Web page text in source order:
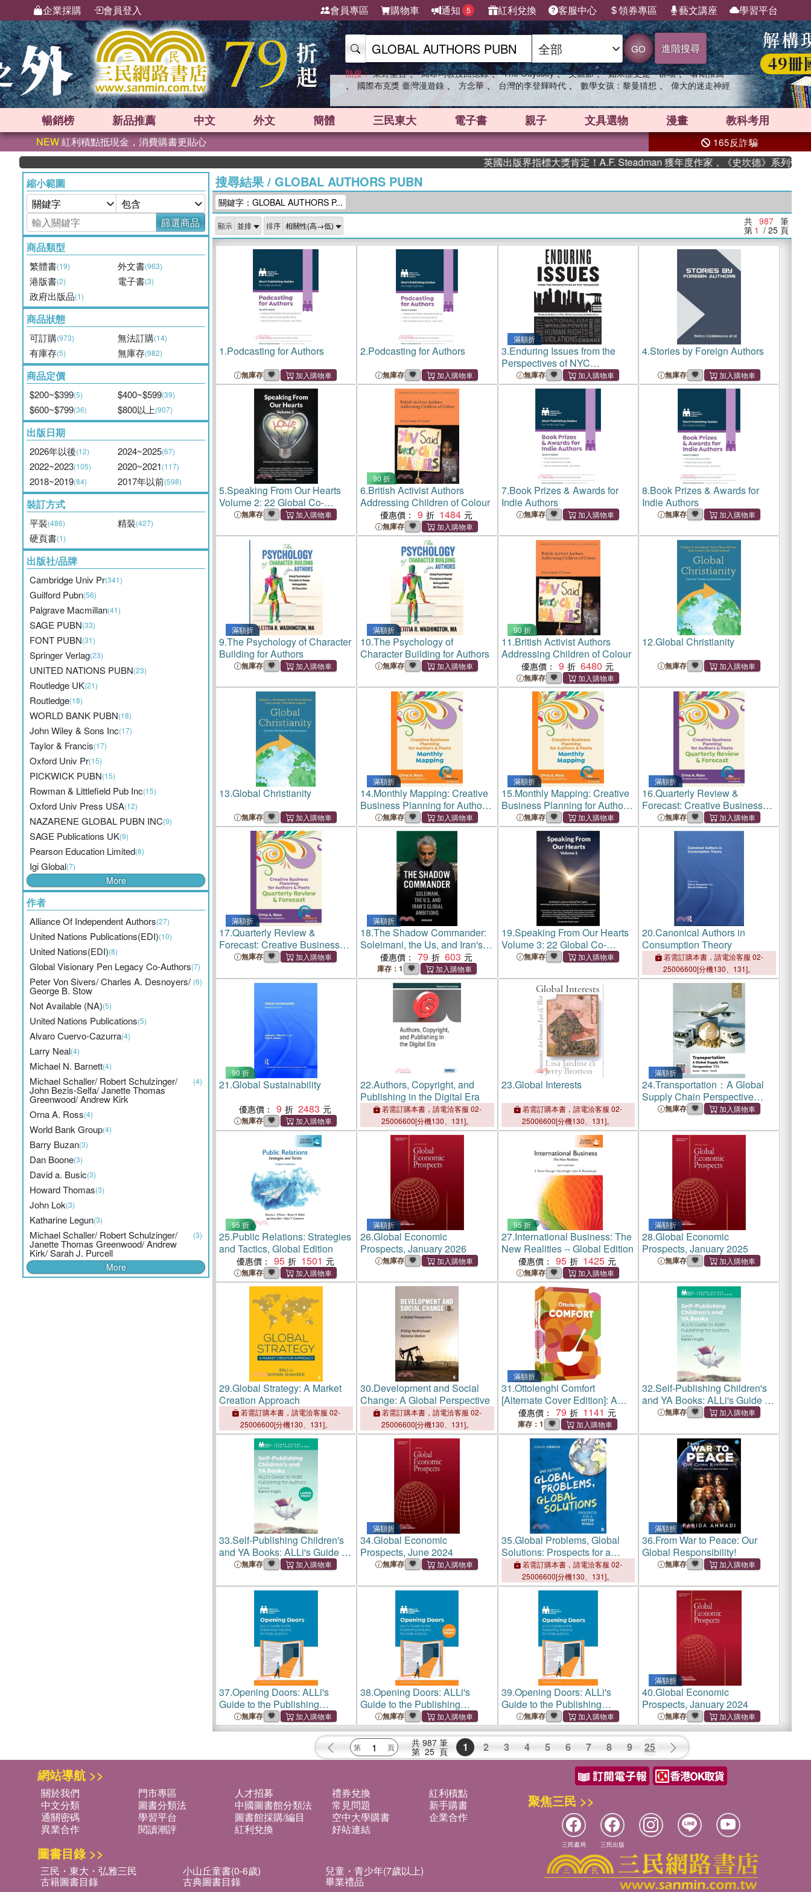
企業採購 會員登入 會員專區 購物車 通知 5 紅利兌換 客服中心 領券專區 藝文講座 學習平台
GO 進階搜尋
熱搜： 東野圭吾 、 高希均教授回憶錄 、 The Odyssey 、 父親節 、 如果歷史是一群喵 、 暑期推薦
、 國際布克獎 臺灣漫遊錄 、 方念華 、 台灣的李登輝時代 、 數學女孩：黎曼猜想 、 偉大的迷走神經
暢銷榜 新品推薦 中文 外文 簡體 三民東大 電子書 親子 文具選物 漫畫 教科考用
NEW紅利積點抵現金，消費購書更貼心 165反詐騙
英國出版界指標大獎肯定！A.F. Steadman 獲年度作家，《史坎德》系列帶你踏上熱血
縮小範圍
篩選商品
商品類型
繁體書(19) 外文書(963)
港版書(2) 電子書(3)
政府出版品(1)
商品狀態
可訂購(973) 無法訂購(14)
有庫存(5) 無庫存(982)
商品定價
$200~$399(5) $400~$599(39)
$600~$799(36) $800以上(907)
出版日期
2026年以後(12) 2024~2025(67)
2022~2023(105) 2020~2021(117)
2018~2019(84) 2017年以前(598)
裝訂方式
平裝(486) 精裝(427)
硬頁書(1)
出版社/品牌
Cambridge Univ Pr(341)
Guilford Pubn(56)
Palgrave Macmillan(41)
SAGE PUBN(33)
FONT PUBN(31)
Springer Verlag(23)
UNITED NATIONS PUBN(23)
Routledge UK(21)
Routledge(18)
WORLD BANK PUBN(18)
John Wiley & Sons Inc(17)
Taylor & Francis(17)
Oxford Univ Pr(15)
PICKWICK PUBN(15)
Rowman & Littlefield Pub Inc(15)
Oxford Univ Press USA(12)
NAZARENE GLOBAL PUBN INC(9)
SAGE Publications UK(9)
Pearson Education Limited(8)
Igi Global(7)
More
作者
Alliance Of Independent Authors(27)
United Nations Publications(EDI)(10)
United Nations(EDI)(8)
Global Visionary Pen Legacy Co-Authors(7)
Peter Von Sivers/ Charles A. Desnoyers/
George B. Stow
(6)
Not Available (NA)(5)
United Nations Publications(5)
Alvaro Cuervo-Cazurra(4)
Larry Neal(4)
Michael N. Barnett(4)
Michael Schaller/ Robert Schulzinger/
John Bezis-Selfa/ Janette Thomas
Greenwood/ Andrew Kirk
(4)
Orna A. Ross(4)
World Bank Group(4)
Barry Buzan(3)
Dan Boone(3)
David a. Busic(3)
Howard Thomas(3)
John Lok(3)
Katharine Legun(3)
Michael Schaller/ Robert Schulzinger/
Janette Thomas Greenwood/ Andrew
Kirk/ Sarah J. Purcell
(3)
More
搜尋結果/ GLOBAL AUTHORS PUBN
關鍵字：GLOBAL AUTHORS P...
顯示 排序 共 987 筆
第 1 / 25 頁
1.Podcasting for Authors
無庫存
2.Podcasting for Authors
無庫存
滿額折
3.Enduring Issues from the
Perspectives of NYC
Teenagers: Student Authors of
The Global Learning
無庫存
4.Stories by Foreign Authors
無庫存
5.Speaking From Our Hearts
Volume 2: 22 Global Co-
Authors Shining Their Lights of
無庫存
90 折
6.British Activist Authors
Addressing Children of Colour
優惠價： 9 1484
無庫存
7.Book Prizes & Awards for
Indie Authors
無庫存
8.Book Prizes & Awards for
Indie Authors
無庫存
滿額折
9.The Psychology of Character
Building for Authors
無庫存
滿額折
10.The Psychology of
Character Building for Authors
無庫存
90 折
11.British Activist Authors
Addressing Children of Colour
優惠價： 9 6480
無庫存
12.Global Christianity
無庫存
13.Global Christianity
無庫存
滿額折
14.Monthly Mapping: Creative
Business Planning for Authors
& Poets無庫存
滿額折
15.Monthly Mapping: Creative
Business Planning for Authors
& Poets無庫存
滿額折
16.Quarterly Review &
Forecast: Creative Business
Planning for Authors & Poets
無庫存
滿額折
17.Quarterly Review &
Forecast: Creative Business
Planning for Authors & Poets
無庫存
滿額折
18.The Shadow Commander:
Soleimani, the Us, and Iran's
Global Ambitions
優惠價： 79 603
庫存：1
19.Speaking From Our Hearts
Volume 3: 22 Global Co-
Authors Shining Their Lights:
Messages & Stories of
Transformation
無庫存
20.Canonical Authors in
Consumption Theory
若需訂購本書，請電洽客服 02-
25006600[分機130、131]。
90 折
21.Global Sustainability
優惠價： 9 2483
無庫存
22.Authors, Copyright, and
Publishing in the Digital Era
若需訂購本書，請電洽客服 02-
25006600[分機130、131]。
23.Global Interests
若需訂購本書，請電洽客服 02-
25006600[分機130、131]。
滿額折
24.Transportation：A Global
Supply Chain Perspective
(Asia Edition)
無庫存
95 折
25.Public Relations: Strategies
and Tactics, Global Edition
優惠價： 95 1501
無庫存
滿額折
26.Global Economic
Prospects, January 2026
無庫存
95 折
27.International Business: The
New Realities -- Global Edition
優惠價： 95 1425
無庫存
滿額折
28.Global Economic
Prospects, January 2025
無庫存
29.Global Strategy: A Market
Creation Approach
若需訂購本書，請電洽客服 02-
25006600[分機130、131]。
30.Development and Social
Change: A Global Perspective
若需訂購本書，請電洽客服 02-
25006600[分機130、131]。
滿額折
31.Ottolenghi Comfort
[Alternate Cover Edition]: A
Cookbook
優惠價： 79 1141
庫存：1
32.Self-Publishing Children's
and YA Books: ALLi's Guide to
Kidlit Publishing for Authors
無庫存
33.Self-Publishing Children's
and YA Books: ALLi's Guide to
Kidlit Publishing for Authors
無庫存
滿額折
34.Global Economic
Prospects, June 2024
無庫存
35.Global Problems, Global
Solutions: Prospects for a
Better World
若需訂購本書，請電洽客服 02-
25006600[分機130、131]。
滿額折
36.From War to Peace: Our
Global Responsibility!
無庫存
37.Opening Doors: ALLi's
Guide to the Publishing
Industry for Indie Authors
無庫存
38.Opening Doors: ALLi's
Guide to the Publishing
Industry for Indie Authors
無庫存
39.Opening Doors: ALLi's
Guide to the Publishing
Industry for Indie Authors
無庫存
滿額折
40.Global Economic
Prospects, January 2024
無庫存
共 987 筆
第 25 頁 1 2 3 4 5 6 7 8 9 25
網站導航 >>
關於我們 門市專區 人才招募 禮券兌換
紅利積點
中文分類
圖書分類法 中國圖書館分類法 常見問題
新手購書
通關密碼
學習平台 圖書館採購/編目 空中大學購書
企業合作
異業合作
閱讀潮評 紅利兌換 好站連結
圖書目錄 >>
三民・東大・弘雅三民 小山丘童書(0-6歲) 兒童・青少年(7歲以上)
古籍圖書目錄 古典圖書目錄 畢業禮品
聚焦三民 >>
三民書局 三民出版